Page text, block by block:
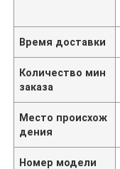
Время доставки
Количество мин
заказа
Место происхож
дения
Номер модели